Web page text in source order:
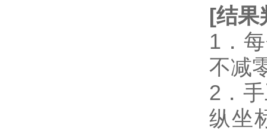
[结果
1．
不减
2．
纵坐